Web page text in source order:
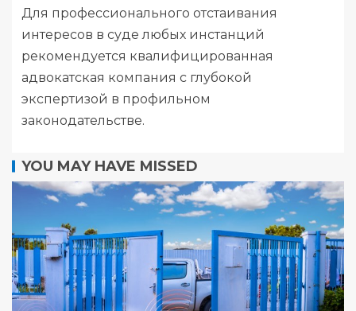
Для профессионального отстаивания
интересов в суде любых инстанций
рекомендуется квалифицированная
адвокатская компания с глубокой
экспертизой в профильном
законодательстве.
YOU MAY HAVE MISSED